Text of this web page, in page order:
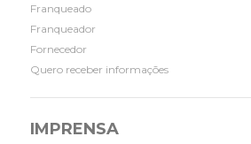
Franqueado
Franqueador
Fornecedor
Quero receber informações
IMPRENSA